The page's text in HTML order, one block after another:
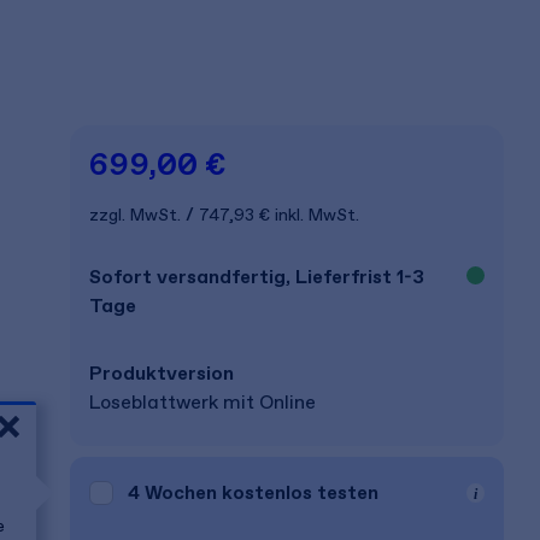
699,00 €
zzgl. MwSt. 747,93 € inkl. MwSt.
Sofort versandfertig, Lieferfrist 1-3
Tage
Produkt­version
Loseblattwerk mit Online
4 Wochen kostenlos testen